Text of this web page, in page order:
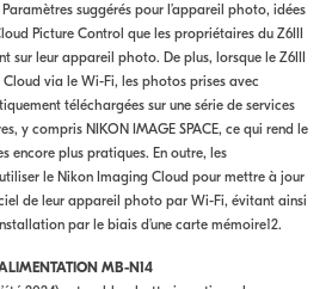
suggérés pour l’appareil photo, idées
Picture Control que les propriétaires du Z6III
sur leur appareil photo. De plus, lorsque le Z6III
via le Wi-Fi, les photos prises avec
téléchargées sur une série de services
y compris NIKON IMAGE SPACE, ce qui rend le
encore plus pratiques. En outre, les
le Nikon Imaging Cloud pour mettre à jour
de leur appareil photo par Wi-Fi, évitant ainsi
par le biais d’une carte mémoire12.
MB-N14